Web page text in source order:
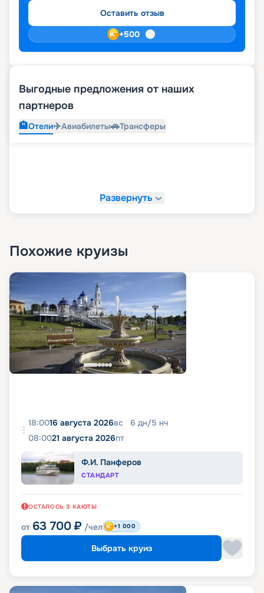
Оставить отзыв
+500
Выгодные предложения от наших
партнеров
🏨Отели✈️Авиабилеты🚗Трансферы
Развернуть
Похожие круизы
18:0016 августа 2026вс 6 дн/5 нч
08:0021 августа 2026пт
Ф.И. Панферов
СТАНДАРТ
ОСТАЛОСЬ 3 КАЮТЫ
от 63 700 ₽ /чел +1 000
Выбрать круиз